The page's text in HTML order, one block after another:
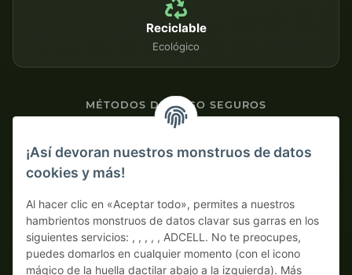
Reciclable
Ecológico
MÉTODOS DE PAGO SEGUROS
Pago por adelantado con descuento
¡Así devoran nuestros monstruos de datos
cookies y más!
Al hacer clic en «Aceptar todo», permites a nuestros
hambrientos monstruos de datos clavar sus garras en los
siguientes servicios: , , , , , ADCELL. No te preocupes,
puedes domarlos en cualquier momento (con el icono
mágico de la huella dactilar abajo a la izquierda). Más